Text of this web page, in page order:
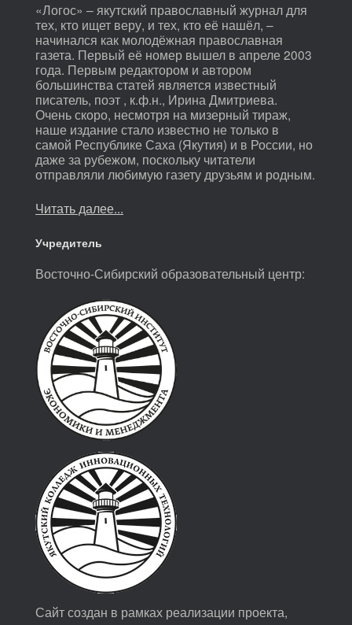
«Логос» – якутский православный журнал для
тех, кто ищет веру, и тех, кто её нашёл, –
начинался как молодёжная православная
газета. Первый её номер вышел в апреле 2003
года. Первым редактором и автором
большинства статей является известный
писатель, поэт , к.ф.н., Ирина Дмитриева.
Очень скоро, несмотря на мизерный тираж,
наше издание стало известно не только в
самой Республике Саха (Якутия) и в России, но
даже за рубежом, поскольку читатели
отправляли любимую газету друзьям и родным.
Читать далее...
Учредитель
Восточно-Сибирский образовательный центр:
Сайт создан в рамках реализации проекта,